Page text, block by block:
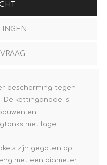
bescherming tegen
De kettinganode is
en
met lage
zijn gegoten op
met een diameter